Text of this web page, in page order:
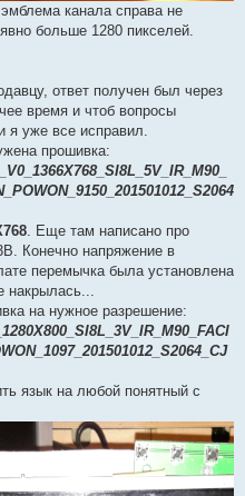
канала справа не
больше 1280 пикселей.
ответ получен был через
время и чтоб вопросы
я уже все исправил.
прошивка:
. Еще там написано про
Конечно напряжение в
перемычка была установлена
на нужное разрешение:
язык на любой понятный с